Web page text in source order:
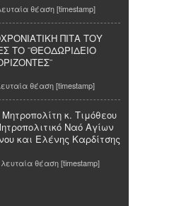
θέαση [timestamp]
ΠΙΤΑ ΤΟΥ
ΤΟ ¨ΘΕΟΔΩΡΙΔΕΙΟ
θέαση [timestamp]
κ. Τιμόθεου
Ναό Αγίων
και Ελένης Καρδίτσης
θέαση [timestamp]